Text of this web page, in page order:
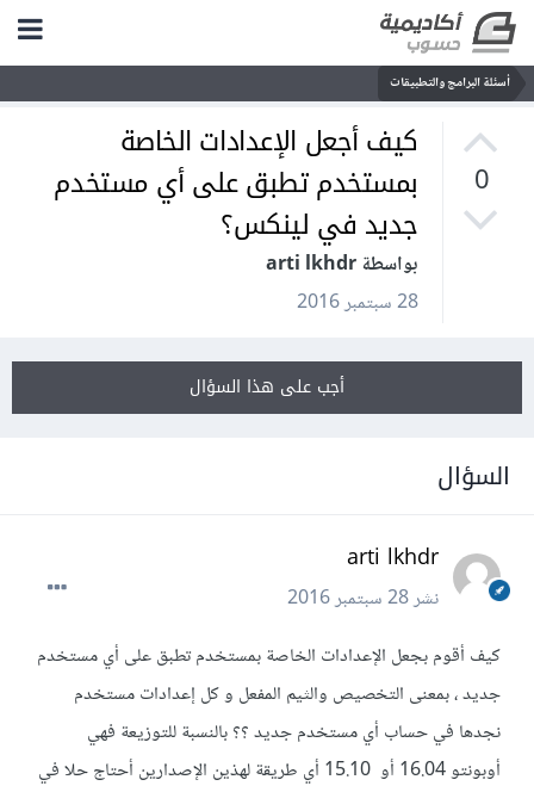
أسئلة البرامج والتطبيقات
0
كيف أجعل الإعدادات الخاصة
بمستخدم تطبق على أي مستخدم
جديد في لينكس؟
بواسطة arti lkhdr
28 سبتمبر 2016
أجب على هذا السؤال
السؤال
arti lkhdr
نشر28 سبتمبر 2016
كيف أقوم بجعل الإعدادات الخاصة بمستخدم تطبق على أي مستخدم
جديد ، بمعنى التخصيص والثيم المفعل و كل إعدادات مستخدم
نجدها في حساب أي مستخدم جديد ؟؟ بالنسبة للتوزيعة فهي
أوبونتو 16.04 أو 15.10 أي طريقة لهذين الإصدارين أحتاج حلا في